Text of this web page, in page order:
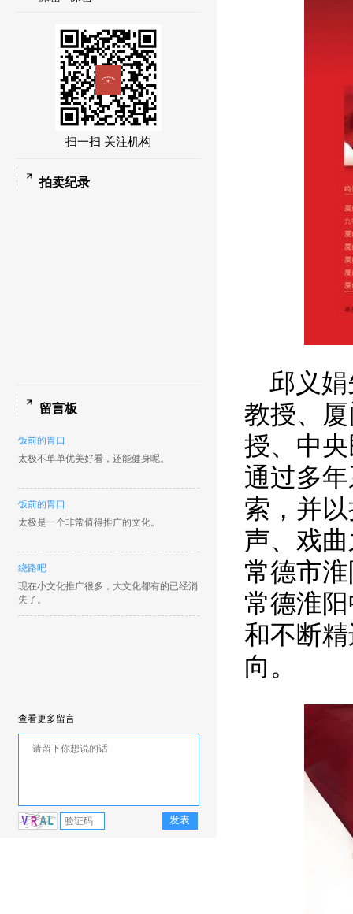
扫一扫 关注机构
拍卖纪录
留言板
饭前的胃口
太极不单单优美好看，还能健身呢。
饭前的胃口
太极是一个非常值得推广的文化。
绕路吧
现在小文化推广很多，大文化都有的已经消
失了。
查看更多留言
邱义
教授、
授、中
通过多
索，并
声、戏
常德市
常德淮
和不断
向。